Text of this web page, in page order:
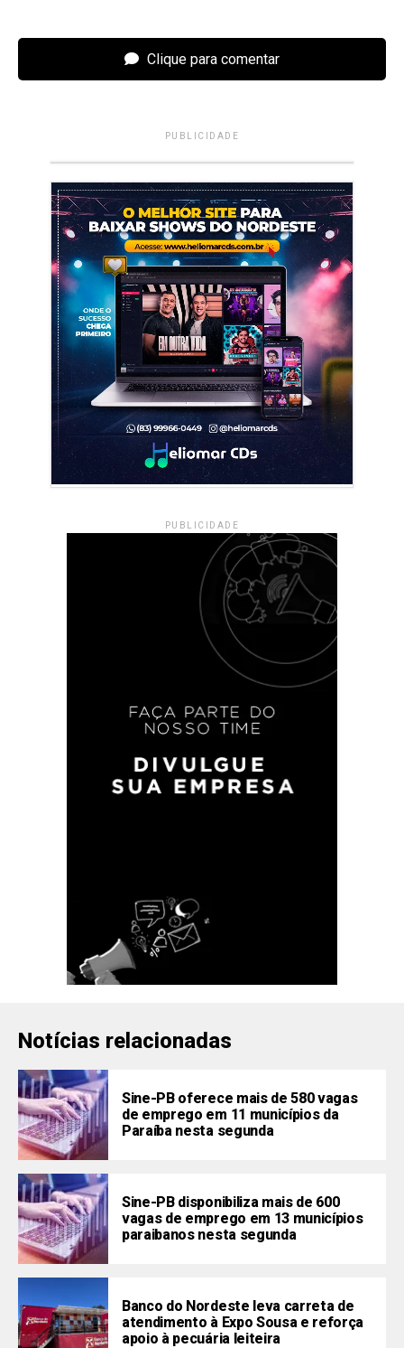
Clique para comentar
PUBLICIDADE
PUBLICIDADE
Notícias relacionadas
Sine-PB oferece mais de 580 vagas
de emprego em 11 municípios da
Paraíba nesta segunda
Sine-PB disponibiliza mais de 600
vagas de emprego em 13 municípios
paraibanos nesta segunda
Banco do Nordeste leva carreta de
atendimento à Expo Sousa e reforça
apoio à pecuária leiteira